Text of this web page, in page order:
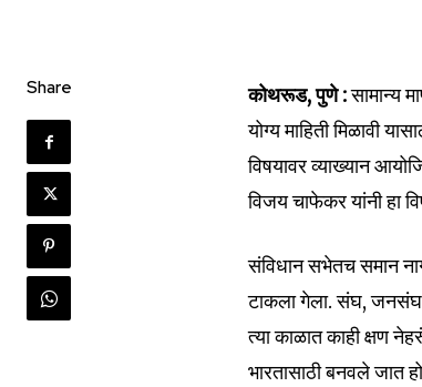
Join our
of the
To subscribe, simply
won't spam your
Share कोथरूड, पुणे :सामान्य
योग्य माहिती मिळावी
विषयावर व्याख्यान
विजय चाफेकर यांनी हा
संविधान सभेतच समान
टाकला गेला. संघ, जनसंघ
त्या काळात काही क्षण
भारतासाठी बनवले जात